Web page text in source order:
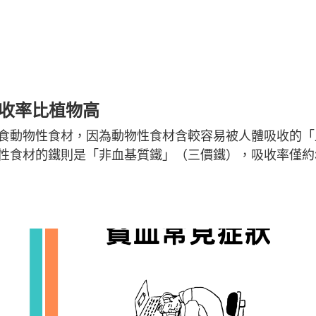
率比植物高
動物性食材，因為動物性食材含較容易被人體吸收的
食材的鐵則是「非血基質鐵」（三價鐵），吸收率僅